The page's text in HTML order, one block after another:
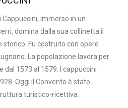
Cappuccini, immerso in un
domina dalla sua collinetta il
Fu costruito con opere
La popolazione lavora per
dal 1573 al 1579. I cappuccini
Oggi il Convento è stato
turistico-ricettiva.